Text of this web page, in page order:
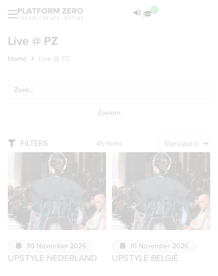
0
Live @ PZ
Home Live @ PZ
Zoeken
FILTERS 45items
30 November 2026
UPSTYLE NEDERLAND
16 November 2026
UPSTYLE BELGIË